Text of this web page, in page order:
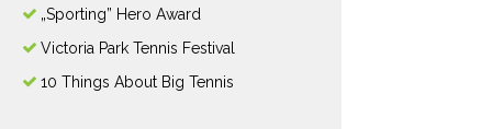
„Sporting” Hero Award
Victoria Park Tennis Festival
10 Things About Big Tennis